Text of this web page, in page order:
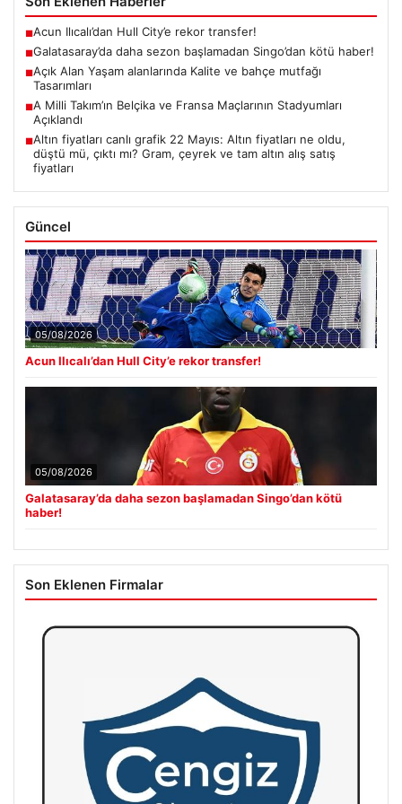
■Acun Ilıcalı’dan Hull City’e rekor transfer!
■Galatasaray’da daha sezon başlamadan Singo’dan kötü haber!
■Açık Alan Yaşam alanlarında Kalite ve bahçe mutfağı
Tasarımları
■A Milli Takım’ın Belçika ve Fransa Maçlarının Stadyumları
Açıklandı
■Altın fiyatları canlı grafik 22 Mayıs: Altın fiyatları ne oldu,
düştü mü, çıktı mı? Gram, çeyrek ve tam altın alış satış
fiyatları
Güncel
05/08/2026
Acun Ilıcalı’dan Hull City’e rekor transfer!
05/08/2026
Galatasaray’da daha sezon başlamadan Singo’dan kötü
haber!
Son Eklenen Firmalar